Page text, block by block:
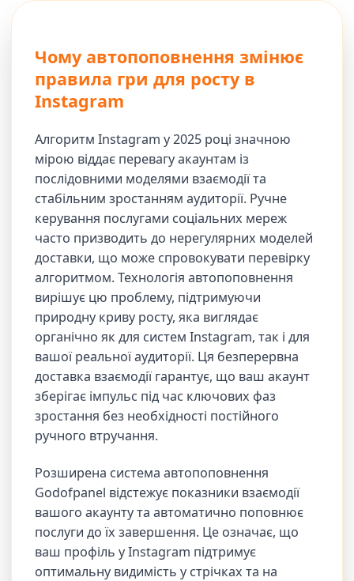
Чому автопоповнення змінює
правила гри для росту в
Instagram
Алгоритм Instagram у 2025 році значною
мірою віддає перевагу акаунтам із
послідовними моделями взаємодії та
стабільним зростанням аудиторії. Ручне
керування послугами соціальних мереж
часто призводить до нерегулярних моделей
доставки, що може спровокувати перевірку
алгоритмом. Технологія автопоповнення
вирішує цю проблему, підтримуючи
природну криву росту, яка виглядає
органічно як для систем Instagram, так і для
вашої реальної аудиторії. Ця безперервна
доставка взаємодії гарантує, що ваш акаунт
зберігає імпульс під час ключових фаз
зростання без необхідності постійного
ручного втручання.
Розширена система автопоповнення
Godofpanel відстежує показники взаємодії
вашого акаунту та автоматично поповнює
послуги до їх завершення. Це означає, що
ваш профіль у Instagram підтримує
оптимальну видимість у стрічках та на